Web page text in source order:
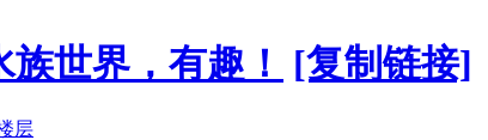
世界，有趣！ [复制链接]